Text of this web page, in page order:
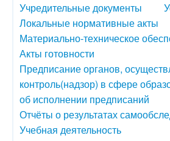
Учредительные документы
Локальные нормативные акты
Материально-техническое
Акты готовности
Предписание органов,
контроль(надзор) в сфере
об исполнении предписаний
Отчёты о результатах
Учебная деятельность